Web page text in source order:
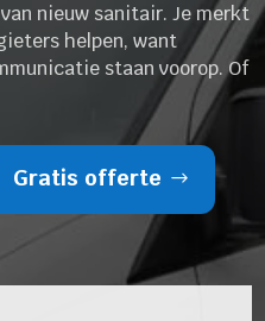
nieuw sanitair. Je merkt
helpen, want
staan voorop. Of
Gratis offerte